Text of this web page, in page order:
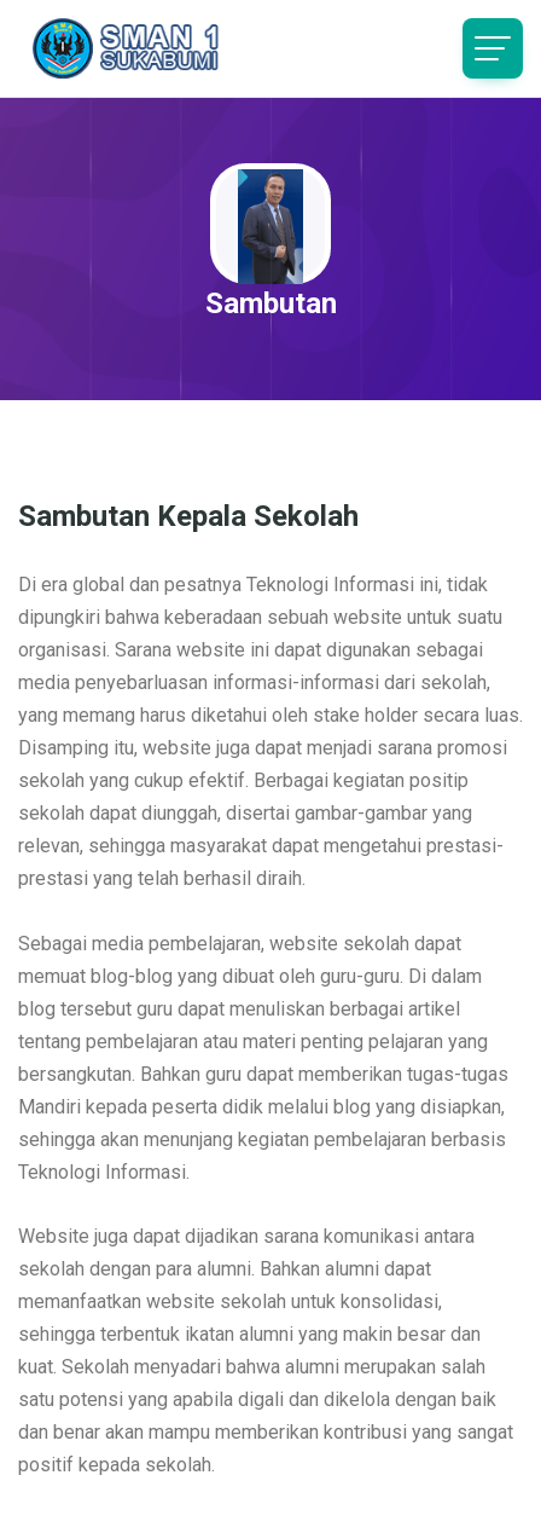
Sambutan
Sambutan Kepala Sekolah
Di era global dan pesatnya Teknologi Informasi ini, tidak
dipungkiri bahwa keberadaan sebuah website untuk suatu
organisasi. Sarana website ini dapat digunakan sebagai
media penyebarluasan informasi-informasi dari sekolah,
yang memang harus diketahui oleh stake holder secara luas.
Disamping itu, website juga dapat menjadi sarana promosi
sekolah yang cukup efektif. Berbagai kegiatan positip
sekolah dapat diunggah, disertai gambar-gambar yang
relevan, sehingga masyarakat dapat mengetahui prestasi-
prestasi yang telah berhasil diraih.
Sebagai media pembelajaran, website sekolah dapat
memuat blog-blog yang dibuat oleh guru-guru. Di dalam
blog tersebut guru dapat menuliskan berbagai artikel
tentang pembelajaran atau materi penting pelajaran yang
bersangkutan. Bahkan guru dapat memberikan tugas-tugas
Mandiri kepada peserta didik melalui blog yang disiapkan,
sehingga akan menunjang kegiatan pembelajaran berbasis
Teknologi Informasi.
Website juga dapat dijadikan sarana komunikasi antara
sekolah dengan para alumni. Bahkan alumni dapat
memanfaatkan website sekolah untuk konsolidasi,
sehingga terbentuk ikatan alumni yang makin besar dan
kuat. Sekolah menyadari bahwa alumni merupakan salah
satu potensi yang apabila digali dan dikelola dengan baik
dan benar akan mampu memberikan kontribusi yang sangat
positif kepada sekolah.